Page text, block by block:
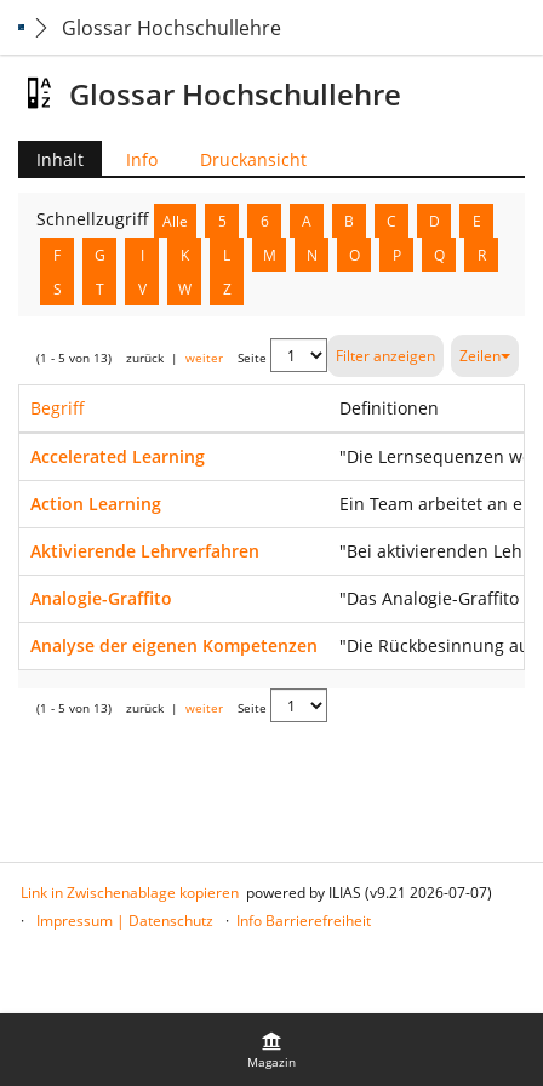
Glossar Hochschullehre
Magazin
Glossar Hochschullehre
Inhalt Info Druckansicht
Schnellzugriff Alle 5 6 A B C D
E
F
G I K L M N O P Q
R
S
T V W Z
(1 - 5 von 13) zurück | weiter Seite Filter anzeigen Zeilen
Begriff Definitionen
Accelerated Learning "Die Lernsequenzen
Action Learning Ein Team arbeitet an
Aktivierende Lehrverfahren "Bei aktivierenden
Analogie-Graffito "Das Analogie-Graffito
Analyse der eigenen Kompetenzen "Die Rückbesinnung
(1 - 5 von 13) zurück | weiter Seite
Link in Zwischenablage kopieren powered by ILIAS (v9.21 2026-07-07)
Impressum | Datenschutz
Info Barrierefreiheit